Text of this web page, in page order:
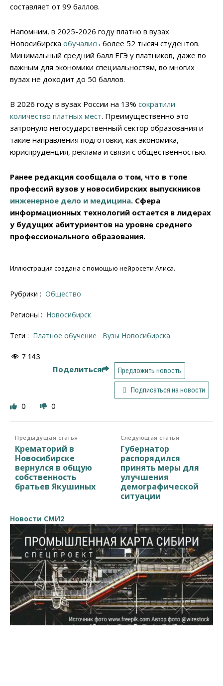
составляет от 99 баллов.
Напомним, в 2025-2026 году платно в вузах
Новосибирска обучались более 52 тысяч студентов.
Минимальный средний балл ЕГЭ у платников, даже по
важным для экономики специальностям, во многих
вузах не доходит до 50 баллов.
В 2026 году в вузах России на 13% сократили
количество платных мест. Преимущественно это
затронуло негосударственный сектор образования и
такие направления подготовки, как экономика,
юриспруденция, реклама и связи с общественностью.
Ранее редакция сообщала о том, что в топе
профессий вузов у новосибирских выпускников
инженерное дело и медицина. Сфера
информационных технологий остается в лидерах
у будущих абитуриентов на уровне среднего
профессионального образования.
Иллюстрация создана с помощью нейросети Алиса.
Рубрики : Общество
Регионы : Новосибирск
Теги : платное обучение Вузы Новосибирска
7 143
Поделиться Предложить новость
Подписаться на новости
0 0
Предыдущая статья
Крематорий в
Новосибирске
вернулся в общую
собственность
братьев Якушиных
Следующая статья
Губернатор
распорядился
принять меры для
улучшения
демографической
ситуации
Новости СМИ2